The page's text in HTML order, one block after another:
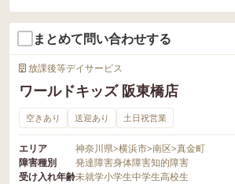
まとめて問い合わせする
放課後等デイサービス
ワールドキッズ 阪東橋店
空きあり 送迎あり 土日祝営業
エリア 神奈川県>横浜市>南区>真金町
障害種別
発達障害身体障害知的障害
受け入れ年齢未就学小学生中学生高校生